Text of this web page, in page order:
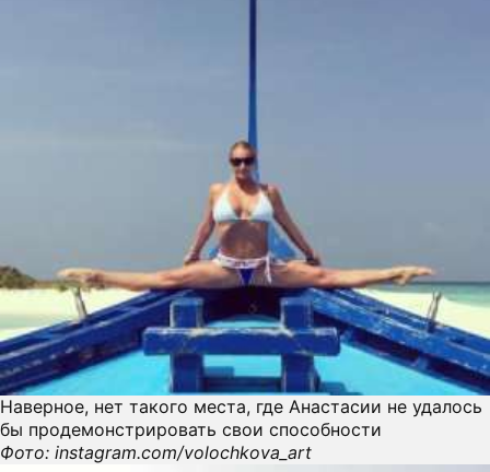
Наверное, нет такого места, где Анастасии не удалось
бы продемонстрировать свои способности
Фото: instagram.com/volochkova_art